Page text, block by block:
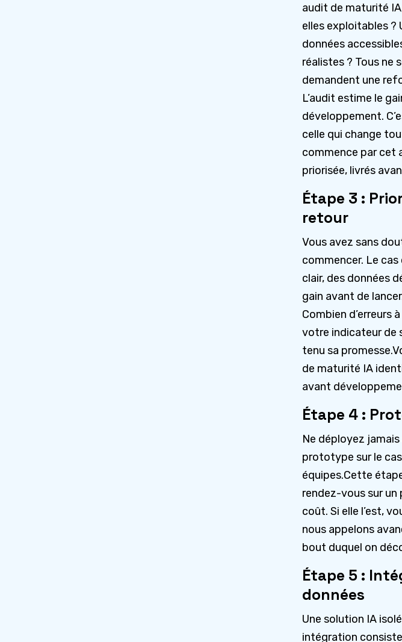
audit de maturité
elles exploitables ?
données
réalistes ? Tous ne
demandent une
L’audit estime le
développement.
celle qui change
commence par cet
priorisée, livrés
Étape 3 :
retour
Vous avez sans
commencer. Le
clair, des données
gain avant de
Combien d’erreurs
votre indicateur de
tenu sa
de maturité IA
avant
Étape 4 :
Ne déployez jamais
prototype sur le
équipes.Cette
rendez-vous sur un
coût. Si elle l’est,
nous appelons
bout duquel on
Étape 5 :
données
Une solution IA
intégration consiste